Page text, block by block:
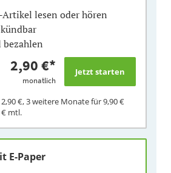
lesen oder hören
2,90 €*
monatlich
2,90 €, 3 weitere Monate für9,90 €
€ mtl.
E-Paper